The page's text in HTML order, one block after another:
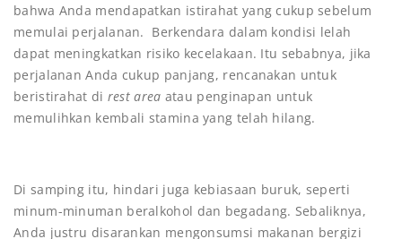
bahwa Anda mendapatkan istirahat yang cukup sebelum
memulai perjalanan. Berkendara dalam kondisi lelah
dapat meningkatkan risiko kecelakaan. Itu sebabnya, jika
perjalanan Anda cukup panjang, rencanakan untuk
beristirahat di rest area atau penginapan untuk
memulihkan kembali stamina yang telah hilang.
Di samping itu, hindari juga kebiasaan buruk, seperti
minum-minuman beralkohol dan begadang. Sebaliknya,
Anda justru disarankan mengonsumsi makanan bergizi